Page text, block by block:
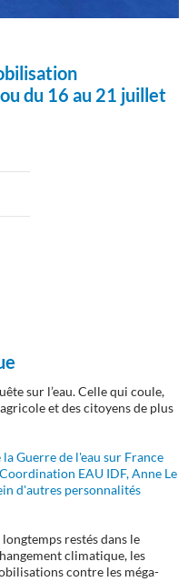
du 16 au 21 juillet
sur l’eau. Celle qui coule,
et des citoyens de plus
Guerre de l'eau sur France
EAU IDF, Anne Le
d'autres personnalités
longtemps restés dans le
climatique, les
contre les méga-